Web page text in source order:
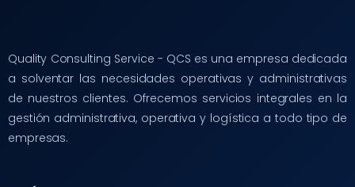
Quality Consulting Service - QCS es una empresa dedicada
a solventar las necesidades operativas y administrativas
de nuestros clientes. Ofrecemos servicios integrales en la
gestión administrativa, operativa y logística a todo tipo de
empresas.